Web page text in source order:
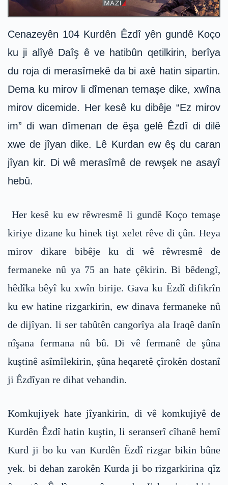
Cenazeyên 104 Kurdên Êzdî yên gundê Koço
ku ji alîyê Daîş ê ve hatibûn qetilkirin, berîya
du roja di merasîmekê da bi axê hatin sipartin.
Dema ku mirov li dîmenan temaşe dike, xwîna
mirov dicemide. Her kesê ku dibêje “Ez mirov
im” di wan dîmenan de êşa gelê Êzdî di dilê
xwe de jîyan dike. Lê Kurdan ew êş du caran
jîyan kir. Di wê merasîmê de rewşek ne asayî
hebû.
Her kesê ku ew rêwresmê li gundê Koço temaşe
kiriye dizane ku hinek tişt xelet rêve di çûn. Heya
mirov dikare bibêje ku di wê rêwresmê de
fermaneke nû ya 75 an hate çêkirin. Bi bêdengî,
hêdîka bêyî ku xwîn birije. Gava ku Êzdî difikrîn
ku ew hatine rizgarkirin, ew dinava fermaneke nû
de dijîyan. li ser tabûtên cangorîya ala Iraqê danîn
nîşana fermana nû bû. Di vê fermanê de şûna
kuştinê asîmîlekirin, şûna heqaretê çîrokên dostanî
ji Êzdîyan re dihat vehandin.
Komkujiyek hate jîyankirin, di vê komkujiyê de
Kurdên Êzdî hatin kuştin, li seranserî cîhanê hemî
Kurd ji bo ku van Kurdên Êzdî rizgar bikin bûne
yek. bi dehan zarokên Kurda ji bo rizgarkirina qîz